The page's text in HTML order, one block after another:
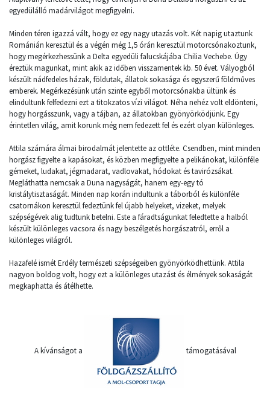
egyedülálló madárvilágot megfigyelni.
Minden téren igazzá vált, hogy ez egy nagy utazás volt. Két napig utaztunk
Románián keresztül és a végén még 1,5 órán keresztül motorcsónakoztunk,
hogy megérkezhessünk a Delta egyedüli falucskájába Chilia Vechebe. Úgy
éreztük magunkat, mint akik az időben visszamentek kb. 50 évet. Vályogból
készült nádfedeles házak, földutak, állatok sokasága és egyszerű földműves
emberek. Megérkezésünk után szinte egyből motorcsónakba ültünk és
elindultunk felfedezni ezt a titokzatos vízi világot. Néha nehéz volt eldönteni,
hogy horgásszunk, vagy a tájban, az állatokban gyönyörködjünk. Egy
érintetlen világ, amit korunk még nem fedezett fel és ezért olyan különleges.
Attila számára álmai birodalmát jelentette az ottléte. Csendben, mint minden
horgász figyelte a kapásokat, és közben megfigyelte a pelikánokat, különféle
gémeket, ludakat, jégmadarat, vadlovakat, hódokat és tavirózsákat.
Megláthatta nemcsak a Duna nagyságát, hanem egy-egy tó
kristálytisztaságát. Minden nap korán indultunk a táborból és különféle
csatornákon keresztül fedeztünk fel újabb helyeket, vizeket, melyek
szépségévek alig tudtunk betelni. Este a fáradtságunkat feledtette a halból
készült különleges vacsora és nagy beszélgetés horgászatról, erről a
különleges világról.
Hazafelé ismét Erdély természeti szépségeiben gyönyörködhettünk. Attila
nagyon boldog volt, hogy ezt a különleges utazást és élmények sokaságát
megkaphatta és átélhette.
A kívánságot a támogatásával